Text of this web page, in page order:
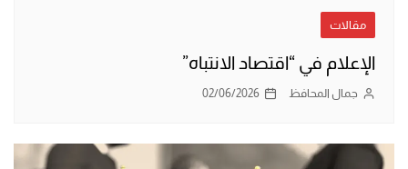
مقالات
الإعلام في “اقتصاد الانتباه”
جمال المحافظ 02/06/2026